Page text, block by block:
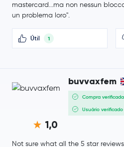
Celestia
Ripple USD
The Sandbox SAND
1INCH
MetaMask USD MUSD
mastercard...ma non nessun
un problema loro".
Útil 1
buvvaxfem
Compra verificada
Usuário verificado
1,0
Not sure what all the 5 star